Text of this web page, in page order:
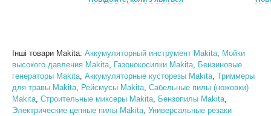
Інші товари Makita: Аккумуляторный инструмент Makita, Мойки
высокого давления Makita, Газонокосилки Makita, Бензиновые
генераторы Makita, Аккумуляторные кусторезы Makita, Триммеры
для травы Makita, Рейсмусы Makita, Сабельные пилы (ножовки)
Makita, Строительные миксеры Makita, Бензопилы Makita,
Электрические цепные пилы Makita, Универсальные резаки